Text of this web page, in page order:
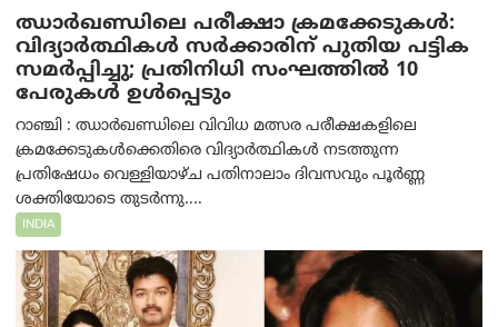
ഝാര്‍ഖണ്ഡിലെ പരീക്ഷാ ക്രമക്കേടുകള്‍:
വിദ്യാർത്ഥികൾ സർക്കാരിന് പുതിയ പട്ടിക
സമർപ്പിച്ചു; പ്രതിനിധി സംഘത്തിൽ 10
പേരുകൾ ഉൾപ്പെടും
റാഞ്ചി : ഝാർഖണ്ഡിലെ വിവിധ മത്സര പരീക്ഷകളിലെ
ക്രമക്കേടുകൾക്കെതിരെ വിദ്യാർത്ഥികൾ നടത്തുന്ന
പ്രതിഷേധം വെള്ളിയാഴ്ച പതിനാലാം ദിവസവും പൂർണ്ണ
ശക്തിയോടെ തുടർന്നു....
INDIA